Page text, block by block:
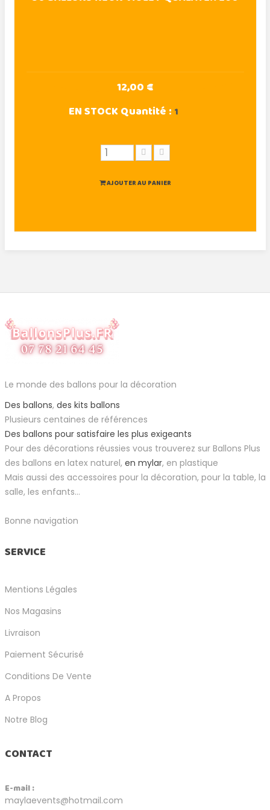
12,00 €
EN STOCKQuantité : 1
AJOUTER AU PANIER
Le monde des ballons pour la décoration
Des ballons, des kits ballons
Plusieurs centaines de références
Des ballons pour satisfaire les plus exigeants
Pour des décorations réussies vous trouverez sur Ballons Plus
des ballons en latex naturel, en mylar, en plastique
Mais aussi des accessoires pour la décoration, pour la table, la
salle, les enfants...
Bonne navigation
SERVICE
Mentions Légales
Nos Magasins
Livraison
Paiement Sécurisé
Conditions De Vente
A Propos
Notre Blog
CONTACT
E-mail :
maylaevents@hotmail.com